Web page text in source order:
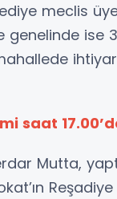
meclis
genelinde ise
saat
Mutta,